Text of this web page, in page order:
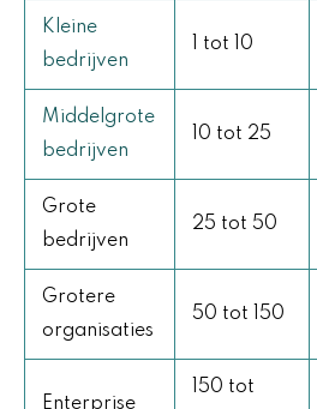
Kleine
bedrijven
1 tot 10
Middelgrote
bedrijven
10 tot 25
Grote
bedrijven
25 tot 50
Grotere
organisaties
50 tot 150
Enterprise
150 tot